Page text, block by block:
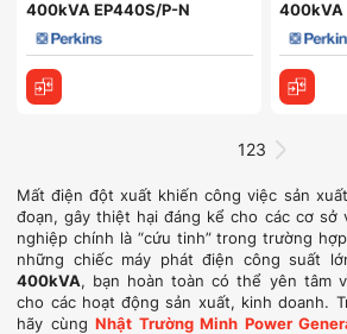
400kVA EP440S/P-N
400kVA
123
Mất điện đột xuất khiến công việc sản
đoạn, gây thiệt hại đáng kể cho các cơ sở
nghiệp chính là “cứu tinh” trong trường
những chiếc máy phát điện công suất
400kVA, bạn hoàn toàn có thể yên tâm
cho các hoạt động sản xuất, kinh doanh.
hãy cùngNhật Trường Minh Power